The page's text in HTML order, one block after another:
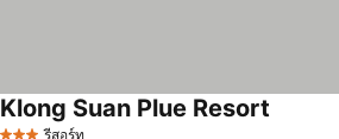
รีสอร์ท
Klong Suan Plue Resort